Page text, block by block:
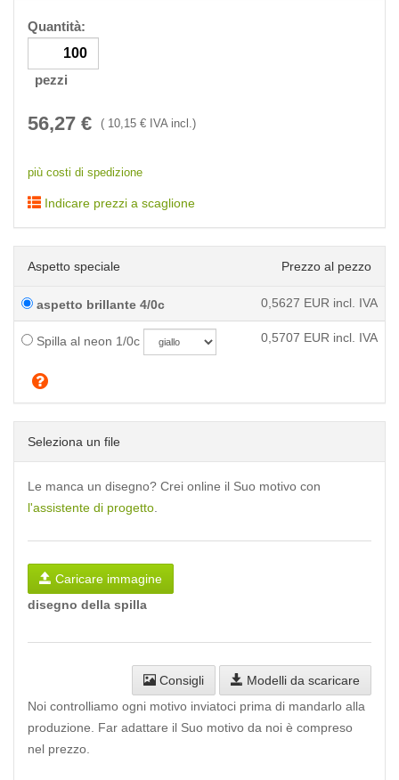
Quantità:
pezzi
56,27 € ( 10,15 € IVA incl.)
più costi di spedizione
Indicare prezzi a scaglione
Aspetto speciale Prezzo al pezzo
aspetto brillante 4/0c 0,5627 EUR incl. IVA
Spilla al neon 1/0c 0,5707 EUR incl. IVA
Seleziona un file
Le manca un disegno? Crei online il Suo motivo con
l'assistente di progetto
Caricare immagine
disegno della spilla
Consigli
Modelli da scaricare
Noi controlliamo ogni motivo inviatoci prima di mandarlo alla
produzione. Far adattare il Suo motivo da noi è compreso
nel prezzo.